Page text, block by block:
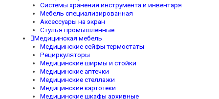
Системы хранения инструмента и инвентаря
Мебель специализированная
Аксессуары на экран
Стулья промышленные
Медицинская мебель
Медицинские сейфы термостаты
Рециркуляторы
Медицинские ширмы и стойки
Медицинские аптечки
Медицинские стеллажи
Медицинские картотеки
Медицинские шкафы архивные